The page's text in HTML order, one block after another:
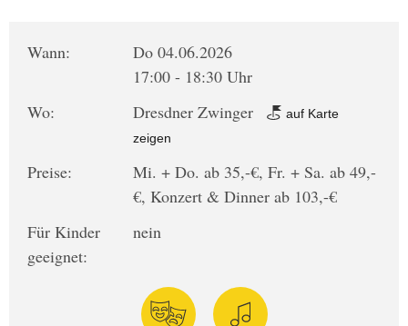
Wann:
Do 04.06.2026
17:00 - 18:30 Uhr
Wo:
Dresdner Zwinger
auf Karte
zeigen
Preise:
Mi. + Do. ab 35,-€, Fr. + Sa. ab 49,-
€, Konzert & Dinner ab 103,-€
Für Kinder
geeignet:
nein